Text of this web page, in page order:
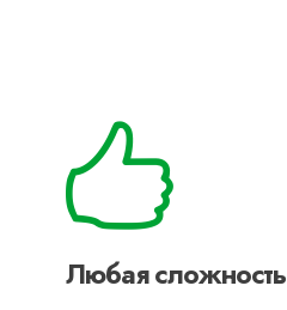
Любая сложность